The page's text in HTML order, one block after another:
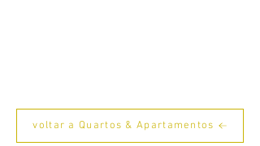
voltar a Quartos & Apartamentos